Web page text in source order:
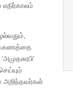
அறிந்தவர்கள்